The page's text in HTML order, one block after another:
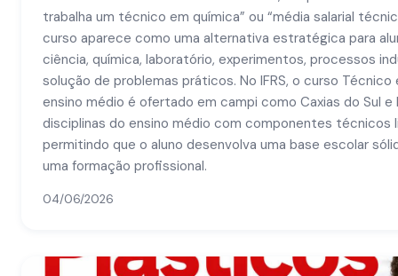
trabalha um técnico em química” ou “média salarial
curso aparece como uma alternativa estratégica para
ciência, química, laboratório, experimentos, processos
solução de problemas práticos. No IFRS, o curso
ensino médio é ofertado em campi como Caxias do Sul e
disciplinas do ensino médio com componentes técnicos
permitindo que o aluno desenvolva uma base escolar
uma formação profissional.
04/06/2026